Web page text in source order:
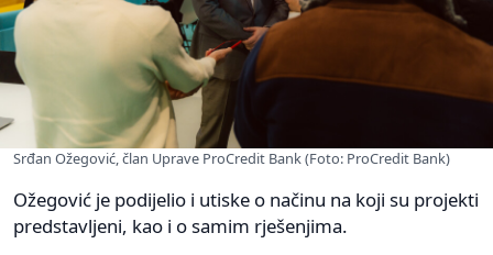
Srđan Ožegović, član Uprave ProCredit Bank (Foto: ProCredit Bank)
Ožegović je podijelio i utiske o načinu na koji su projekti
predstavljeni, kao i o samim rješenjima.